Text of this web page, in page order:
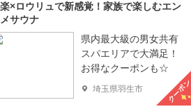
×ロウリュで新感覚！家族で楽しむエン
サウナ
県内最大級の男女共有
スパエリアで大満足！
お得なクーポンも☆
埼玉県羽生市 クーポン